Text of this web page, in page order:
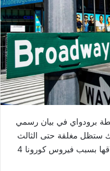
برودواي في بيان رسمي
ستظل مغلقة حتى الثالث
من يناير 2021 لتمدد بذلك إغلاقها بسبب فيروس كورونا 4